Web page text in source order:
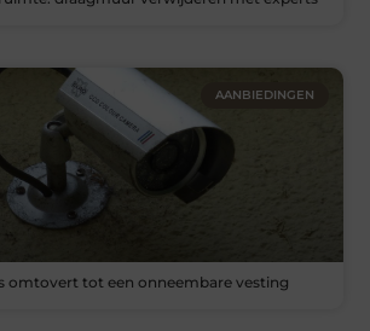
AANBIEDINGEN
omtovert tot een onneembare vesting